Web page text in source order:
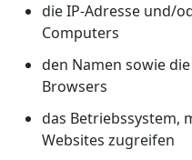
die IP-Adresse und/
Computers
den Namen sowie
Browsers
das Betriebssystem,
Websites zugreifen